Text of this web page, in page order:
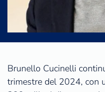
Brunello Cucinelli
trimestre del 2024, con